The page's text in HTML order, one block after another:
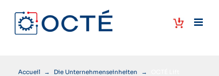
content
Accueil → Die Unternehmenseinheiten →